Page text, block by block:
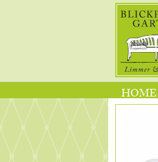
HOME